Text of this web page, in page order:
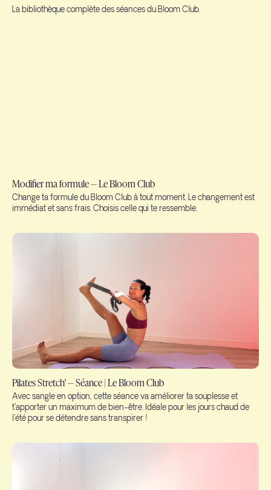
La bibliothèque complète des séances du Bloom Club.
Modifier ma formule — Le Bloom Club
Change ta formule du Bloom Club à tout moment. Le changement est
immédiat et sans frais. Choisis celle qui te ressemble.
Pilates Stretch' — Séance | Le Bloom Club
Avec sangle en option, cette séance va améliorer ta souplesse et
t'apporter un maximum de bien-être. Idéale pour les jours chaud de
l'été pour se détendre sans transpirer !